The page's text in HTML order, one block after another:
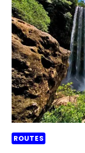
VAN
SAN
DE
LAS
CASAS
NAAR
AGUA
AZUL
ROUTES